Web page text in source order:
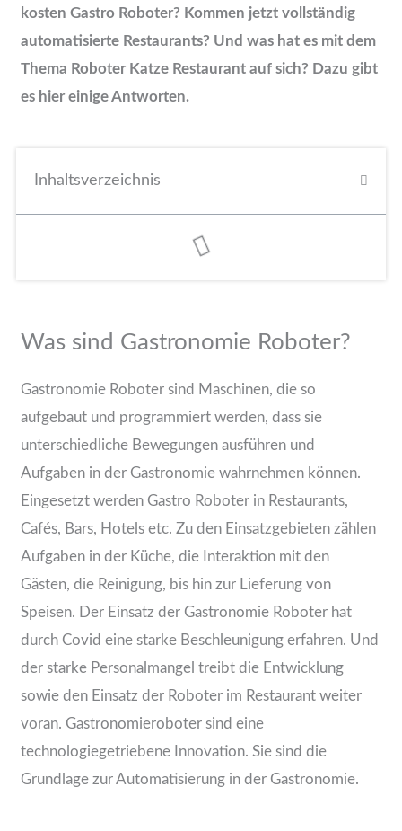
kosten Gastro Roboter? Kommen jetzt vollständig
automatisierte Restaurants? Und was hat es mit dem
Thema Roboter Katze Restaurant auf sich? Dazu gibt
es hier einige Antworten.
Inhaltsverzeichnis
Was sind Gastronomie Roboter?
Gastronomie Roboter sind Maschinen, die so
aufgebaut und programmiert werden, dass sie
unterschiedliche Bewegungen ausführen und
Aufgaben in der Gastronomie wahrnehmen können.
Eingesetzt werden Gastro Roboter in Restaurants,
Cafés, Bars, Hotels etc. Zu den Einsatzgebieten zählen
Aufgaben in der Küche, die Interaktion mit den
Gästen, die Reinigung, bis hin zur Lieferung von
Speisen. Der Einsatz der Gastronomie Roboter hat
durch Covid eine starke Beschleunigung erfahren. Und
der starke Personalmangel treibt die Entwicklung
sowie den Einsatz der Roboter im Restaurant weiter
voran. Gastronomieroboter sind eine
technologiegetriebene Innovation. Sie sind die
Grundlage zur Automatisierung in der Gastronomie.